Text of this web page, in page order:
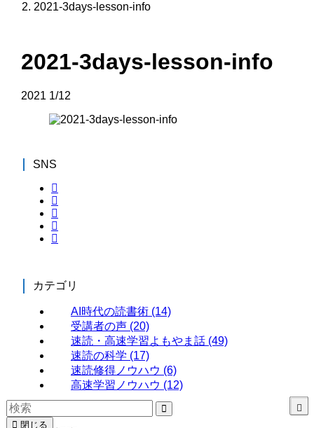
2021-3days-lesson-info
2021-3days-lesson-info
2021 1/12
SNS
カテゴリ
AI時代の読書術 (14)
受講者の声 (20)
速読・高速学習よもやま話 (49)
速読の科学 (17)
速読修得ノウハウ (6)
高速学習ノウハウ (12)
閉じる